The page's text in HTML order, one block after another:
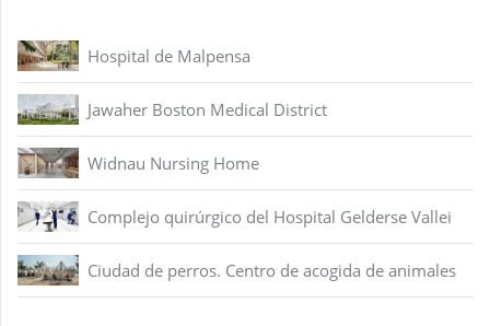
Hospital de Malpensa
Jawaher Boston Medical District
Widnau Nursing Home
Complejo quirúrgico del Hospital Gelderse Vallei
Ciudad de perros. Centro de acogida de animales